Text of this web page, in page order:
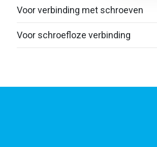
Voor verbinding met schroeven
Voor schroefloze verbinding